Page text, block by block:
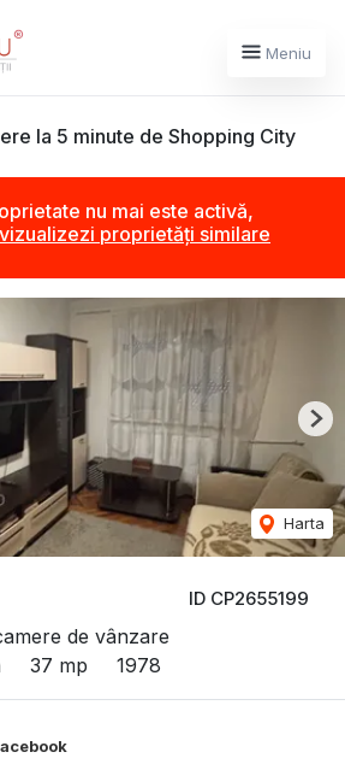
Meniu
la 5 minute de Shopping City
nu mai este activă,
proprietăți similare
ID CP2655199
de vânzare
37 mp 1978
Harta